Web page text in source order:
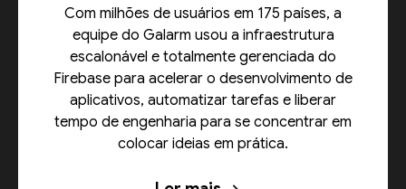
Com milhões de usuários em 175 países, a
equipe do Galarm usou a infraestrutura
escalonável e totalmente gerenciada do
Firebase para acelerar o desenvolvimento de
aplicativos, automatizar tarefas e liberar
tempo de engenharia para se concentrar em
colocar ideias em prática.